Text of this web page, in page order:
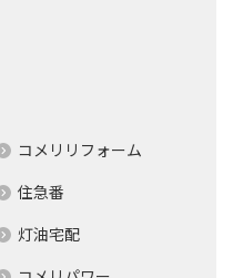
コメリリフォーム
住急番
灯油宅配